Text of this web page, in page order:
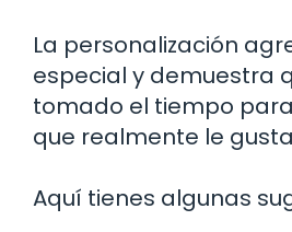
La personalización
especial y demuestra
tomado el tiempo
que realmente le
Aquí tienes algunas